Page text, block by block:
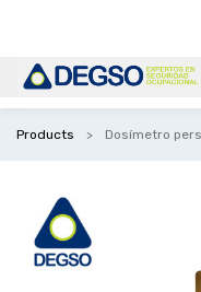
Products Dosímetro